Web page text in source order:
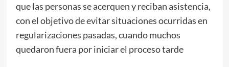
que las personas se acerquen y reciban asistencia,
con el objetivo de evitar situaciones ocurridas en
regularizaciones pasadas, cuando muchos
quedaron fuera por iniciar el proceso tarde